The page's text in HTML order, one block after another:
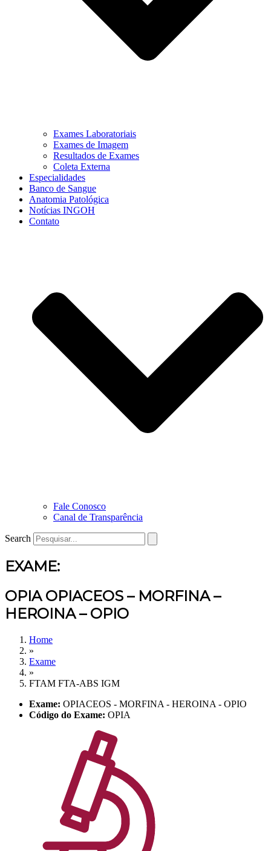
Exames Laboratoriais
Exames de Imagem
Resultados de Exames
Coleta Externa
Especialidades
Banco de Sangue
Anatomia Patológica
Notícias INGOH
Contato
Fale Conosco
Canal de Transparência
Search
EXAME:
OPIA OPIACEOS – MORFINA –
HEROINA – OPIO
Home
»
Exame
»
FTAM FTA-ABS IGM
Exame: OPIACEOS - MORFINA - HEROINA - OPIO
Código do Exame: OPIA